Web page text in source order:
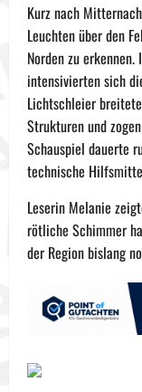
Kurz nach
Leuchten über den
Norden zu
intensivierten sich
Lichtschleier
Strukturen und
Schauspiel dauerte
technische
Leserin Melanie
rötliche Schimmer
der Region bislang